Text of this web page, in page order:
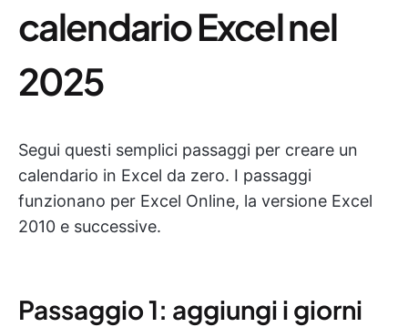
calendario Excel nel
2025
Segui questi semplici passaggi per creare un
calendario in Excel da zero. I passaggi
funzionano per Excel Online, la versione Excel
2010 e successive.
Passaggio 1: aggiungi i giorni